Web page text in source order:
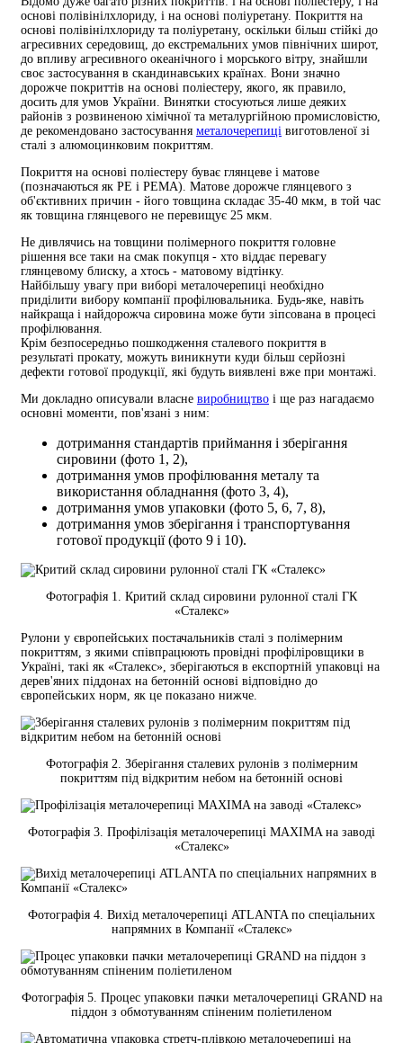
основі полівінілхлориду, і на основі поліуретану. Покриття на
основі полівінілхлориду та поліуретану, оскільки більш стійкі до
агресивних середовищ, до екстремальних умов північних широт,
до впливу агресивного океанічного і морського вітру, знайшли
своє застосування в скандинавських країнах. Вони значно
дорожче покриттів на основі поліестеру, якого, як правило,
досить для умов України. Винятки стосуються лише деяких
районів з розвиненою хімічної та металургійною промисловістю,
де рекомендовано застосування металочерепиці виготовленої зі
сталі з алюмоцинковим покриттям.
Покриття на основі поліестеру буває глянцеве і матове
(позначаються як РЕ і РЕМА). Матове дорожче глянцевого з
об'єктивних причин - його товщина складає 35-40 мкм, в той час
як товщина глянцевого не перевищує 25 мкм.
Не дивлячись на товщини полімерного покриття головне
рішення все таки на смак покупця - хто віддає перевагу
глянцевому блиску, а хтось - матовому відтінку.
Найбільшу увагу при виборі металочерепиці необхідно
приділити вибору компанії профілювальника. Будь-яке, навіть
найкраща і найдорожча сировина може бути зіпсована в процесі
профілювання.
Крім безпосередньо пошкодження сталевого покриття в
результаті прокату, можуть виникнути куди більш серйозні
дефекти готової продукції, які будуть виявлені вже при монтажі.
Ми докладно описували власне виробництво і ще раз нагадаємо
основні моменти, пов'язані з ним:
дотримання стандартів приймання і зберігання
сировини (фото 1, 2),
дотримання умов профілювання металу та
використання обладнання (фото 3, 4),
дотримання умов упаковки (фото 5, 6, 7, 8),
дотримання умов зберігання і транспортування
готової продукції (фото 9 і 10).
Фотографія 1. Критий склад сировини рулонної сталі ГК
«Сталекс»
Рулони у європейських постачальників сталі з полімерним
покриттям, з якими співпрацюють провідні профіліровщики в
Україні, такі як «Сталекс», зберігаються в експортній упаковці на
дерев'яних піддонах на бетонній основі відповідно до
європейських норм, як це показано нижче.
Фотографія 2. Зберігання сталевих рулонів з полімерним
покриттям під відкритим небом на бетонній основі
Фотографія 3. Профілізація металочерепиці MAXIMA на заводі
«Сталекс»
Фотографія 4. Вихід металочерепиці ATLANTA по спеціальних
напрямних в Компанії «Сталекс»
Фотографія 5. Процес упаковки пачки металочерепиці GRAND на
піддон з обмотуванням спіненим поліетиленом